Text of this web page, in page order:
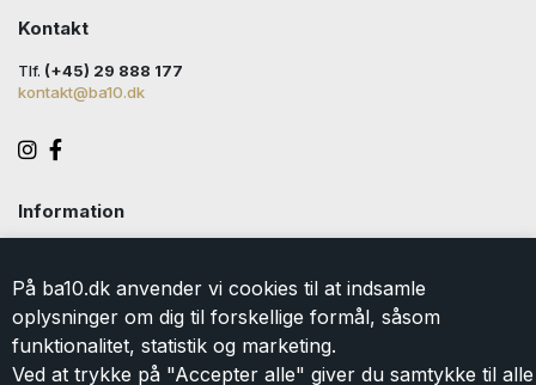
På ba10.dk anvender vi cookies til at indsamle
oplysninger om dig til forskellige formål, såsom
funktionalitet, statistik og marketing.
Ved at trykke på "Accepter alle" giver du samtykke til alle
Kontakt
Tlf. (+45) 29 888 177
kontakt@ba10.dk
Information
Levering
Returlabel
Persondatapolitik